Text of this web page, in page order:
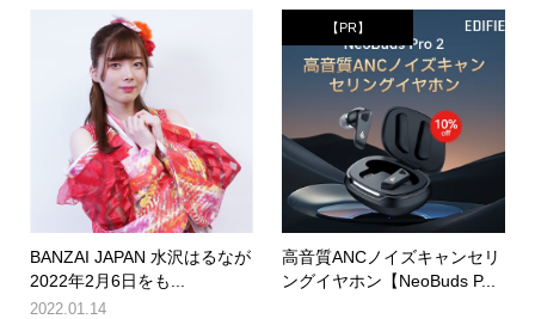
BANZAI JAPAN 水沢はるなが
2022年2月6日をも...
2022.01.14
【PR】
高音質ANCノイズキャンセリ
ングイヤホン【NeoBuds P...